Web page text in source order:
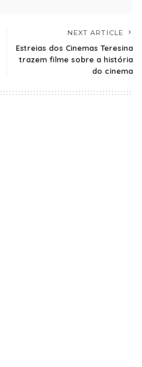
NEXT ARTICLE
Estreias dos Cinemas Teresina
trazem filme sobre a história
do cinema